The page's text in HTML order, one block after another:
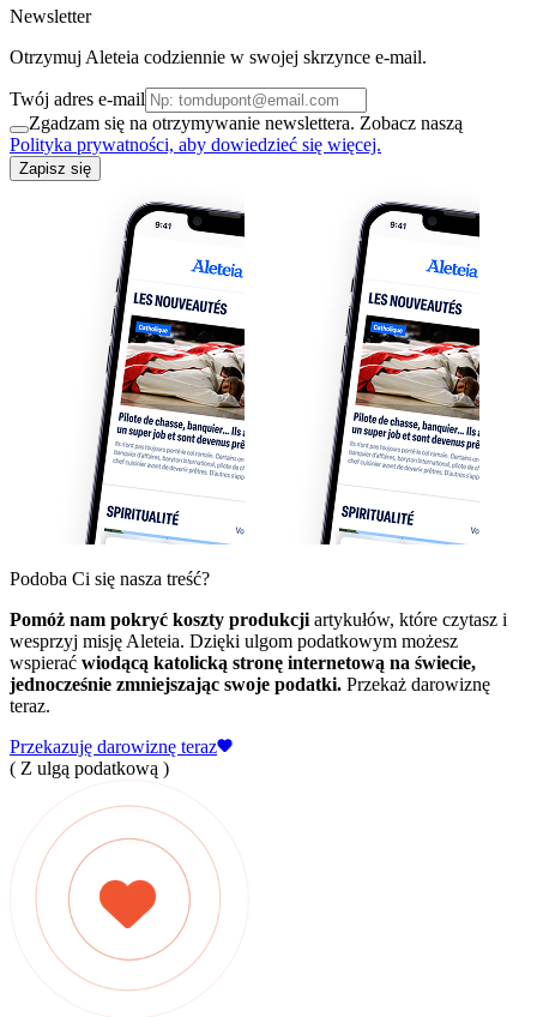
Newsletter
Otrzymuj Aleteia codziennie w swojej skrzynce e-mail.
Twój adres e-mail
Zgadzam się na otrzymywanie newslettera. Zobacz naszą
Polityka prywatności, aby dowiedzieć się więcej.
Zapisz się
Podoba Ci się nasza treść?
Pomóż nam pokryć koszty produkcji artykułów, które czytasz i
wesprzyj misję Aleteia. Dzięki ulgom podatkowym możesz
wspierać wiodącą katolicką stronę internetową na świecie,
jednocześnie zmniejszając swoje podatki. Przekaż darowiznę
teraz.
Przekazuję darowiznę teraz
( Z ulgą podatkową )